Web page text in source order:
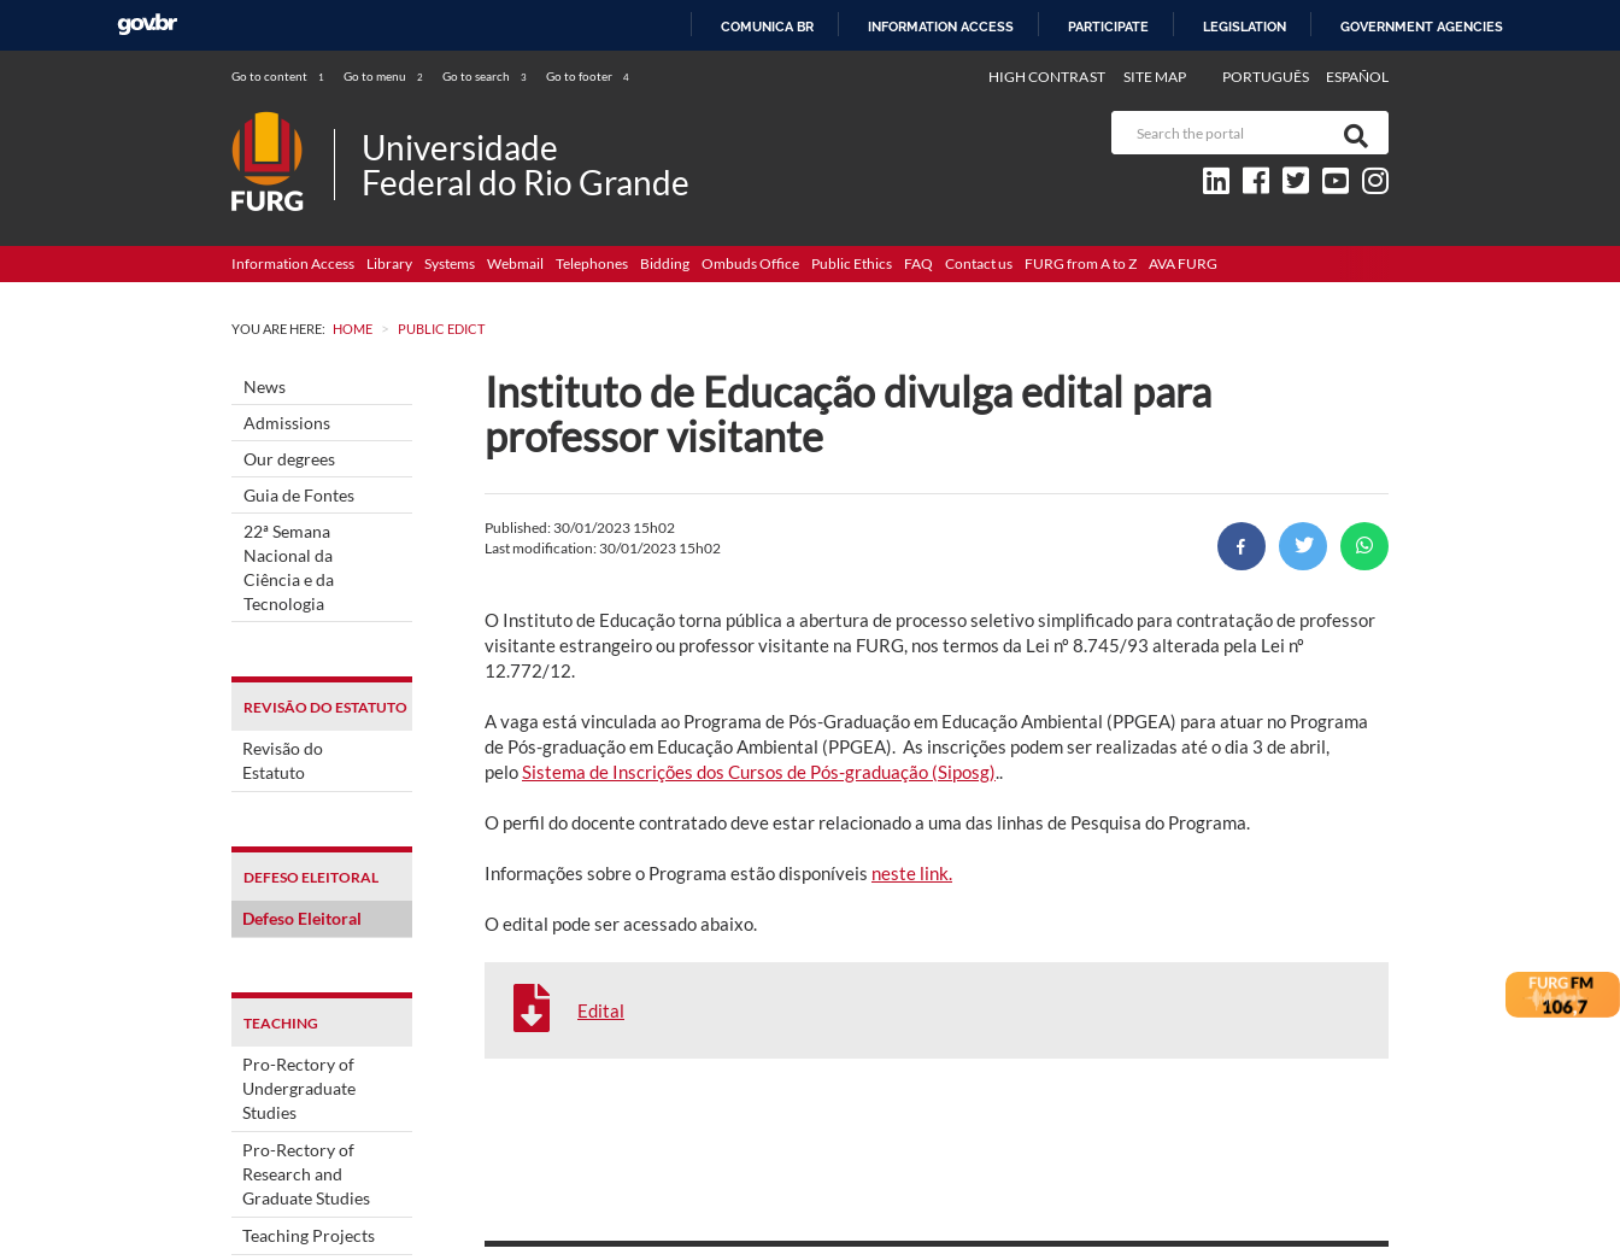
COMUNICA BR INFORMATION ACCESS PARTICIPATE LEGISLATION GOVERNMENT AGENCIES
Go to content 1 Go to menu 2 Go to search 3 Go to footer 4 PORTUGUÊS ESPAÑOL
HIGH CONTRAST SITE MAP
Universidade
Federal do Rio Grande
Information Access Library Systems Webmail Telephones Bidding Ombuds Office Public Ethics FAQ Contact us FURG from A to Z AVA FURG
YOU ARE HERE: HOME > PUBLIC EDICT
News
Admissions
Our degrees
Guia de Fontes
22ª Semana
Nacional da
Ciência e da
Tecnologia
REVISÃO DO ESTATUTO
Revisão do
Estatuto
DEFESO ELEITORAL
Defeso Eleitoral
TEACHING
Pro-Rectory of
Undergraduate
Studies
Pro-Rectory of
Research and
Graduate Studies
Teaching Projects
Instituto de Educação divulga edital para
professor visitante
Published: 30/01/2023 15h02
Last modification: 30/01/2023 15h02
O Instituto de Educação torna pública a abertura de processo seletivo simplificado para contratação de professor
visitante estrangeiro ou professor visitante na FURG, nos termos da Lei nº 8.745/93 alterada pela Lei nº
12.772/12.
A vaga está vinculada ao Programa de Pós-Graduação em Educação Ambiental (PPGEA) para atuar no Programa
de Pós-graduação em Educação Ambiental (PPGEA). As inscrições podem ser realizadas até o dia 3 de abril,
pelo Sistema de Inscrições dos Cursos de Pós-graduação (Siposg)
O perfil do docente contratado deve estar relacionado a uma das linhas de Pesquisa do Programa.
Informações sobre o Programa estão disponíveis neste link.
O edital pode ser acessado abaixo.
Edital